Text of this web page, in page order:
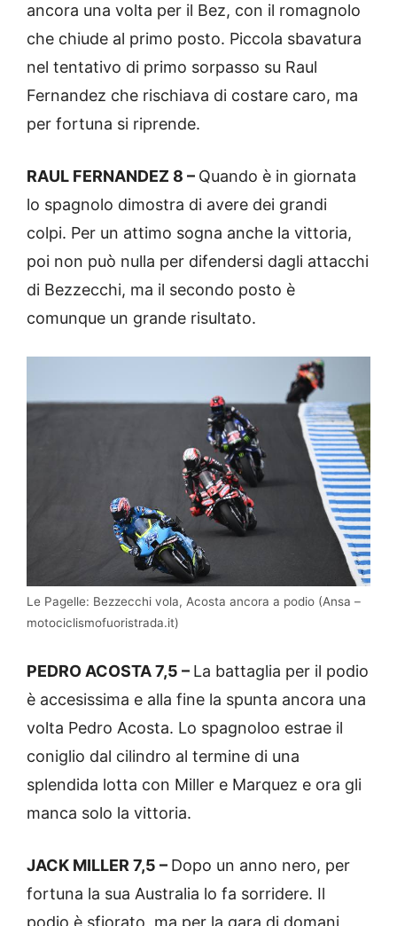
ancora una volta per il Bez, con il romagnolo
che chiude al primo posto. Piccola sbavatura
nel tentativo di primo sorpasso su Raul
Fernandez che rischiava di costare caro, ma
per fortuna si riprende.
RAUL FERNANDEZ 8 – Quando è in giornata
lo spagnolo dimostra di avere dei grandi
colpi. Per un attimo sogna anche la vittoria,
poi non può nulla per difendersi dagli attacchi
di Bezzecchi, ma il secondo posto è
comunque un grande risultato.
Le Pagelle: Bezzecchi vola, Acosta ancora a podio (Ansa –
motociclismofuoristrada.it)
PEDRO ACOSTA 7,5 – La battaglia per il podio
è accesissima e alla fine la spunta ancora una
volta Pedro Acosta. Lo spagnoloo estrae il
coniglio dal cilindro al termine di una
splendida lotta con Miller e Marquez e ora gli
manca solo la vittoria.
JACK MILLER 7,5 – Dopo un anno nero, per
fortuna la sua Australia lo fa sorridere. Il
podio è sfiorato, ma per la gara di domani